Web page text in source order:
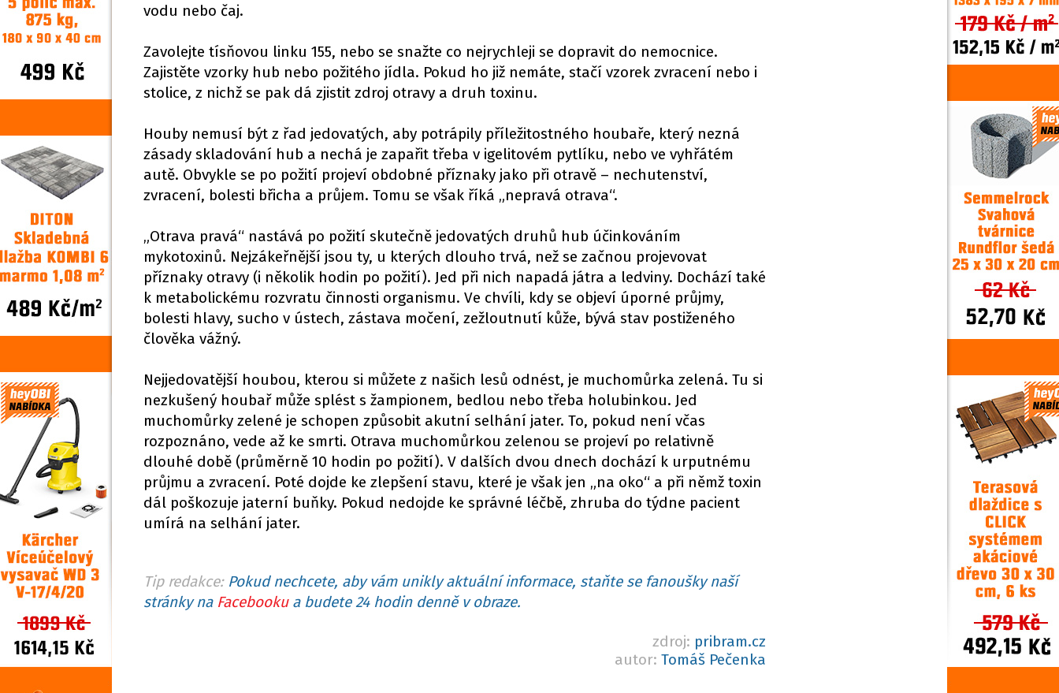
vodu nebo čaj.
Zavolejte tísňovou linku 155, nebo se snažte co nejrychleji se dopravit do nemocnice.
Zajistěte vzorky hub nebo požitého jídla. Pokud ho již nemáte, stačí vzorek zvracení nebo i
stolice, z nichž se pak dá zjistit zdroj otravy a druh toxinu.
Houby nemusí být z řad jedovatých, aby potrápily příležitostného houbaře, který nezná
zásady skladování hub a nechá je zapařit třeba v igelitovém pytlíku, nebo ve vyhřátém
autě. Obvykle se po požití projeví obdobné příznaky jako při otravě – nechutenství,
zvracení, bolesti břicha a průjem. Tomu se však říká „nepravá otrava“.
„Otrava pravá“ nastává po požití skutečně jedovatých druhů hub účinkováním
mykotoxinů. Nejzákeřnější jsou ty, u kterých dlouho trvá, než se začnou projevovat
příznaky otravy (i několik hodin po požití). Jed při nich napadá játra a ledviny. Dochází také
k metabolickému rozvratu činnosti organismu. Ve chvíli, kdy se objeví úporné průjmy,
bolesti hlavy, sucho v ústech, zástava močení, zežloutnutí kůže, bývá stav postiženého
člověka vážný.
Nejjedovatější houbou, kterou si můžete z našich lesů odnést, je muchomůrka zelená. Tu si
nezkušený houbař může splést s žampionem, bedlou nebo třeba holubinkou. Jed
muchomůrky zelené je schopen způsobit akutní selhání jater. To, pokud není včas
rozpoznáno, vede až ke smrti. Otrava muchomůrkou zelenou se projeví po relativně
dlouhé době (průměrně 10 hodin po požití). V dalších dvou dnech dochází k urputnému
průjmu a zvracení. Poté dojde ke zlepšení stavu, které je však jen „na oko“ a při němž toxin
dál poškozuje jaterní buňky. Pokud nedojde ke správné léčbě, zhruba do týdne pacient
umírá na selhání jater.
Tip redakce: Pokud nechcete, aby vám unikly aktuální informace, staňte se fanoušky naší
stránky na Facebookua budete 24 hodin denně v obraze.
zdroj: pribram.cz
autor: Tomáš Pečenka